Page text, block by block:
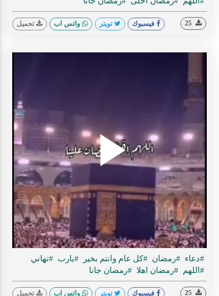
فيسبوك تويتر واتس اب تحميل
Play
#دعاء #رمضان #كل عام وانتم بخير #يارب #تهاني
#اللهم #رمضان اهلا #رمضان جانا
فيسبوك تويتر واتس اب تحميل